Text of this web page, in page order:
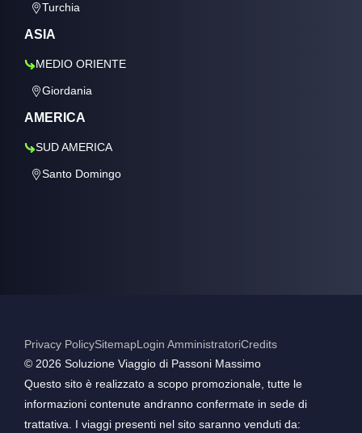
Turchia
ASIA
MEDIO ORIENTE
Giordania
AMERICA
SUD AMERICA
Santo Domingo
Privacy PolicySitemapLogin AmministratoriCredits
©️ 2026 Soluzione Viaggio di Passoni Massimo
Questo sito è realizzato a scopo promozionale, tutte le
informazioni contenute andranno confermate in sede di
trattativa. I viaggi presenti nel sito saranno venduti da: